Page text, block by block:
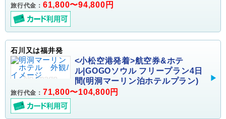
旅行代金： 61,800〜94,800円
石川又は福井発
<小松空港発着>航空券&ホテ
ル|GOGOソウル フリープラン4日
間(明洞マーリン泊ホテルプラン)
旅行代金： 71,800〜104,800円